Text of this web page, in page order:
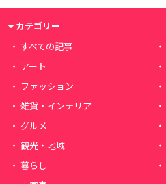
カテゴリー
すべての記事
アート
ファッション
雑貨・インテリア
グルメ
観光・地域
暮らし